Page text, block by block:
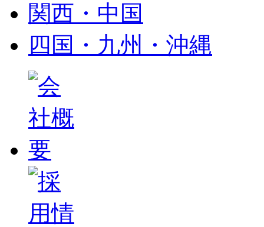
関西・中国
四国・九州・沖縄